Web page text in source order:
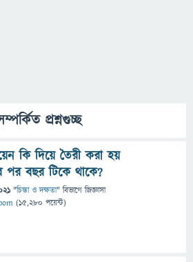
প্রশ্নগুচ্ছ
কি দিয়ে তৈরী করা হয়
পর বছর টিকে থাকে?
"চিন্তা ও দক্ষতা" বিভাগে জিজ্ঞাসা
(15,280 পয়েন্ট)